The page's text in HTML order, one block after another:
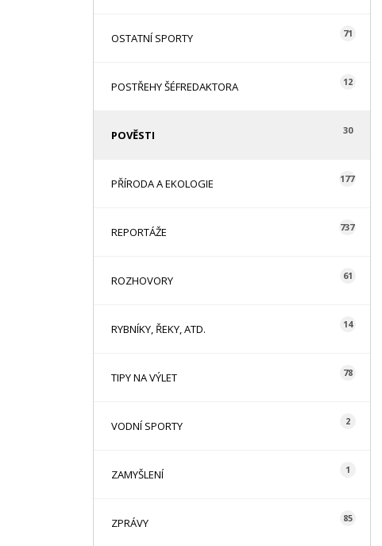
OSTATNÍ SPORTY 71
POSTŘEHY ŠÉFREDAKTORA 12
POVĚSTI 30
PŘÍRODA A EKOLOGIE 177
REPORTÁŽE 737
ROZHOVORY 61
RYBNÍKY, ŘEKY, ATD. 14
TIPY NA VÝLET 78
VODNÍ SPORTY 2
ZAMYŠLENÍ 1
ZPRÁVY 85